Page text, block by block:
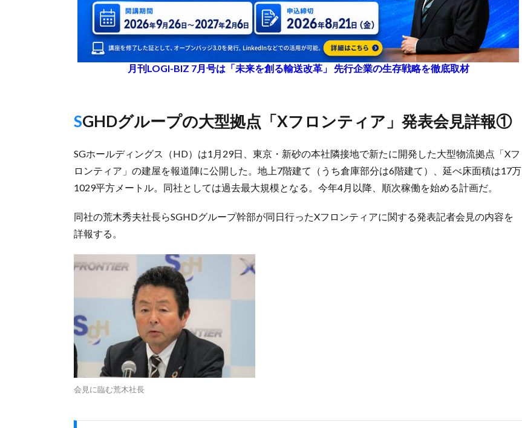
月刊LOGI-BIZ 7月号は「未来を創る輸送改革」 先行企業の生存戦略を徹底取材
SGHDグループの大型拠点「Xフロンティア」発表会見詳報①
SGホールディングス（HD）は1月29日、東京・新砂の本社隣接地で新たに開発した大型物流拠点「Xフ
ロンティア」の建屋を報道陣に公開した。地上7階建て（うち倉庫部分は6階建て）、延べ床面積は17万
1029平方メートル。同社としては過去最大規模となる。今年4月以降、順次稼働を始める計画だ。
同社の荒木秀夫社長らSGHDグループ幹部が同日行ったXフロンティアに関する発表記者会見の内容を
詳報する。
会見に臨む荒木社長